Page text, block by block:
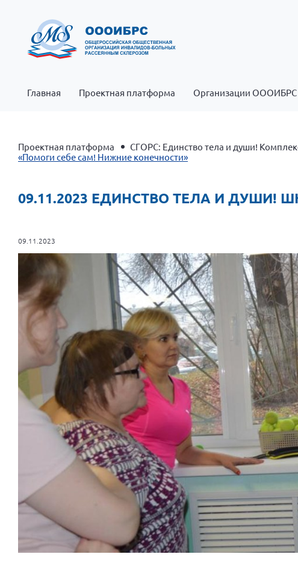
Главная Проектная платформа Организации ОООИБРС
Проектная платформа СГОРС: Единство тела и души!
«Помоги себе сам! Нижние конечности»
09.11.2023 ЕДИНСТВО ТЕЛА И
09.11.2023